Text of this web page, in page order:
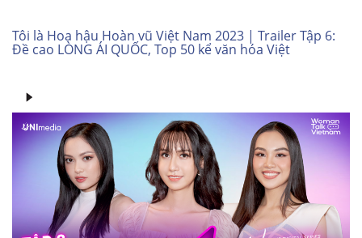
Tôi là Hoa hậu Hoàn vũ Việt Nam 2023 | Trailer Tập 6:
Đề cao LÒNG ÁI QUỐC, Top 50 kể văn hóa Việt